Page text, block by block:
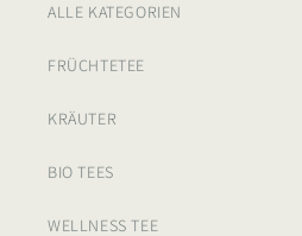
ALLE KATEGORIEN
FRÜCHTETEE
KRÄUTER
BIO TEES
WELLNESS TEE